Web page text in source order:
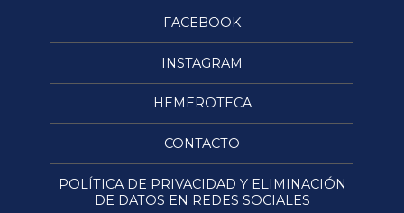
FACEBOOK
INSTAGRAM
HEMEROTECA
CONTACTO
POLÍTICA DE PRIVACIDAD Y ELIMINACIÓN
DE DATOS EN REDES SOCIALES